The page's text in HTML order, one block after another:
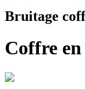
Bruitage
Coffre